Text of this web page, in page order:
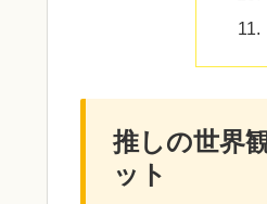
推しの世界
ット